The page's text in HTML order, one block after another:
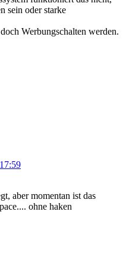
sein oder starke
Werbungschalten werden.
aber momentan ist das
ohne haken